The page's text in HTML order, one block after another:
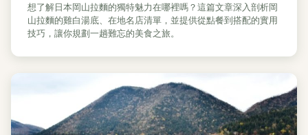
想了解日本岡山拉麵的獨特魅力在哪裡嗎？這篇文章深入剖析岡
山拉麵的雞白湯底、在地名店清單，並提供從點餐到搭配的實用
技巧，讓你規劃一趟難忘的美食之旅。